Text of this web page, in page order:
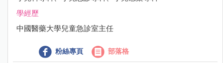
學經歷
中國醫藥大學兒童急診室主任
粉絲專頁 部落格